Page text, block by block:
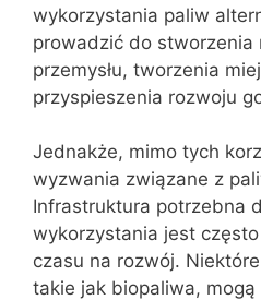
wykorzystania paliw
prowadzić do stworzenia
przemysłu, tworzenia
przyspieszenia rozwoju
Jednakże, mimo tych
wyzwania związane z
Infrastruktura potrzebna
wykorzystania jest
czasu na rozwój.
takie jak biopaliwa,